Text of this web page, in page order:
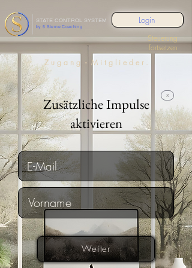
Login
Steuerung
fortsetzen
Z u g a n g - M i t g l i e d e r .
STATE CONTROL SYSTEM
by 5 Sterne Coaching
x
Zusätzliche Impulse
aktivieren
Weiter